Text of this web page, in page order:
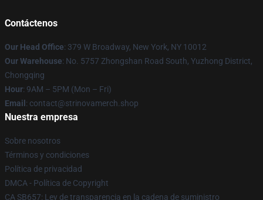
Contáctenos
Our Head Office: 379 W Broadway, New York, NY 10012
Our Warehouse: No. 5757 Zhongshan Road South, Yuzhong District,
Chongqing
Hour: 9AM – 5PM (Mon – Fri)
Email : contact@strinovamerch.shop
Nuestra empresa
Sobre nosotros
Términos y condiciones
Política de privacidad
DMCA - Política de Copyright
CA SB657: Ley de transparencia en la cadena de suministro